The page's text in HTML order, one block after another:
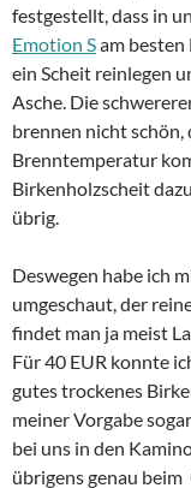
festgestellt, dass in
Emotion Sam
ein Scheit reinlegen
Asche. Die
brennen nicht
Brenntemperatur
Birkenholzscheit
übrig.
Deswegen habe ich
umgeschaut, der
findet man ja meist
Für 40 EUR konnte
gutes trockenes
meiner Vorgabe
bei uns in den
übrigens genau